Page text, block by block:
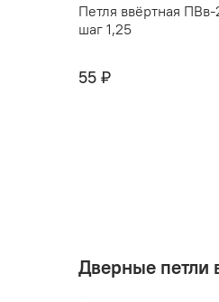
Петля ввёртная ПВв-
шаг 1,25
55 ₽
Дверные петли